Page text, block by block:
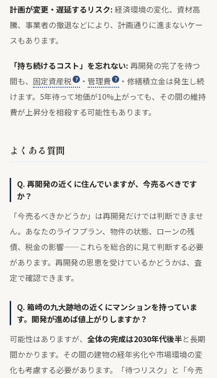
計画が変更・遅延するリスク: 経済環境の変化、資材高
騰、事業者の撤退などにより、計画通りに進まないケー
スもあります。
「持ち続けるコスト」を忘れない: 再開発の完了を待つ
間も、 固定資産税 ・ 管理費
・修繕積立金は発生し続
けます。5年待って地価が10%上がっても、その間の維持
費が上昇分を相殺する可能性もあります。
よくある質問
Q. 再開発の近くに住んでいますが、今売るべきです
か？
「今売るべきかどうか」は再開発だけでは判断できませ
ん。あなたのライフプラン、物件の状態、ローンの残
債、税金の影響——これらを総合的に見て判断する必要
があります。再開発の恩恵を受けているかどうかは、査
定で確認できます。
Q. 箱崎の九大跡地の近くにマンションを持っていま
す。開発が進めば値上がりしますか？
可能性はありますが、 全体の完成は2030年代後半と長期
間かかります。その間の建物の経年劣化や市場環境の変
化も考慮する必要があります。「待つリスク」と「今売